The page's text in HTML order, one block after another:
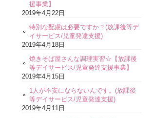
援事業】
2019年4月22日
特別な配慮は必要ですか？(放課後等デ
イサービス/児童発達支援)
2019年4月18日
焼きそば屋さんな調理実習☆【放課後
等デイサービス/児童発達支援事業】
2019年4月15日
1人が不安にならないんです。(放課後
等デイサービス/児童発達支援)
2019年4月11日